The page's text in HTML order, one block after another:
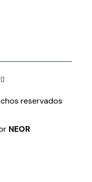
reservados
NEOR